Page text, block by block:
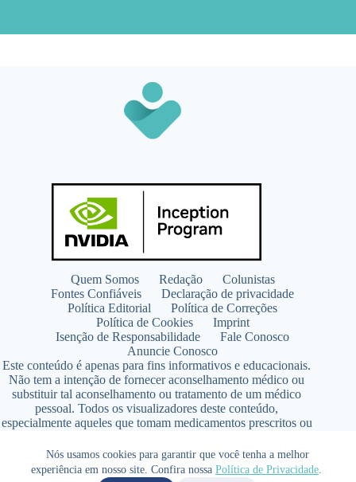
Nós usamos cookies para garantir que você tenha a melhor
experiência em nosso site. Confira nossa Política de Privacidade.
Quem Somos Redação
Colunistas
Fontes Confiáveis
Declaração de privacidade
Política Editorial
Política de Correções
Política de Cookies
Imprint
Isenção de Responsabilidade
Fale Conosco
Anuncie Conosco
Este conteúdo é apenas para fins informativos e educacionais.
Não tem a intenção de fornecer aconselhamento médico ou
substituir tal aconselhamento ou tratamento de um médico
pessoal. Todos os visualizadores deste conteúdo,
especialmente aqueles que tomam medicamentos prescritos ou
qualquer programa de nutrição, suplementação ou estilo de
vida.